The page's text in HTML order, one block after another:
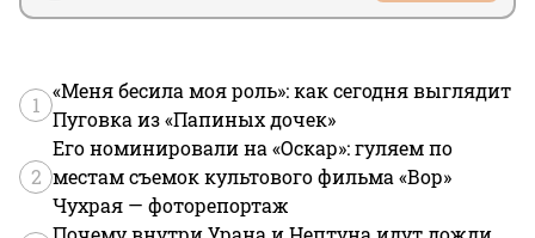
1
«Меня бесила моя роль»: как сегодня выглядит
Пуговка из «Папиных дочек»
2
Его номинировали на «Оскар»: гуляем по
местам съемок культового фильма «Вор»
Чухрая — фоторепортаж